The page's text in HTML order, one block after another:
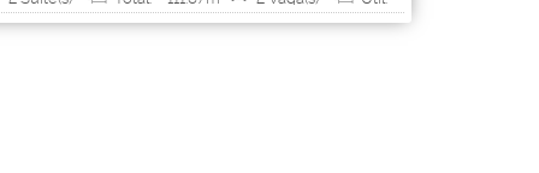
Terreno: 360.00m²